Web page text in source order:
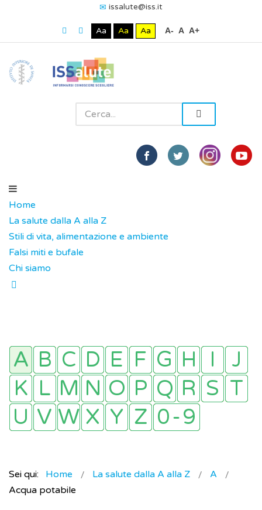
issalute@iss.it
Aa Aa Aa A- A A+
Home
La salute dalla A alla Z
Stili di vita, alimentazione e ambiente
Falsi miti e bufale
Chi siamo
Sei qui: Home La salute dalla A alla Z
A
Acqua potabile